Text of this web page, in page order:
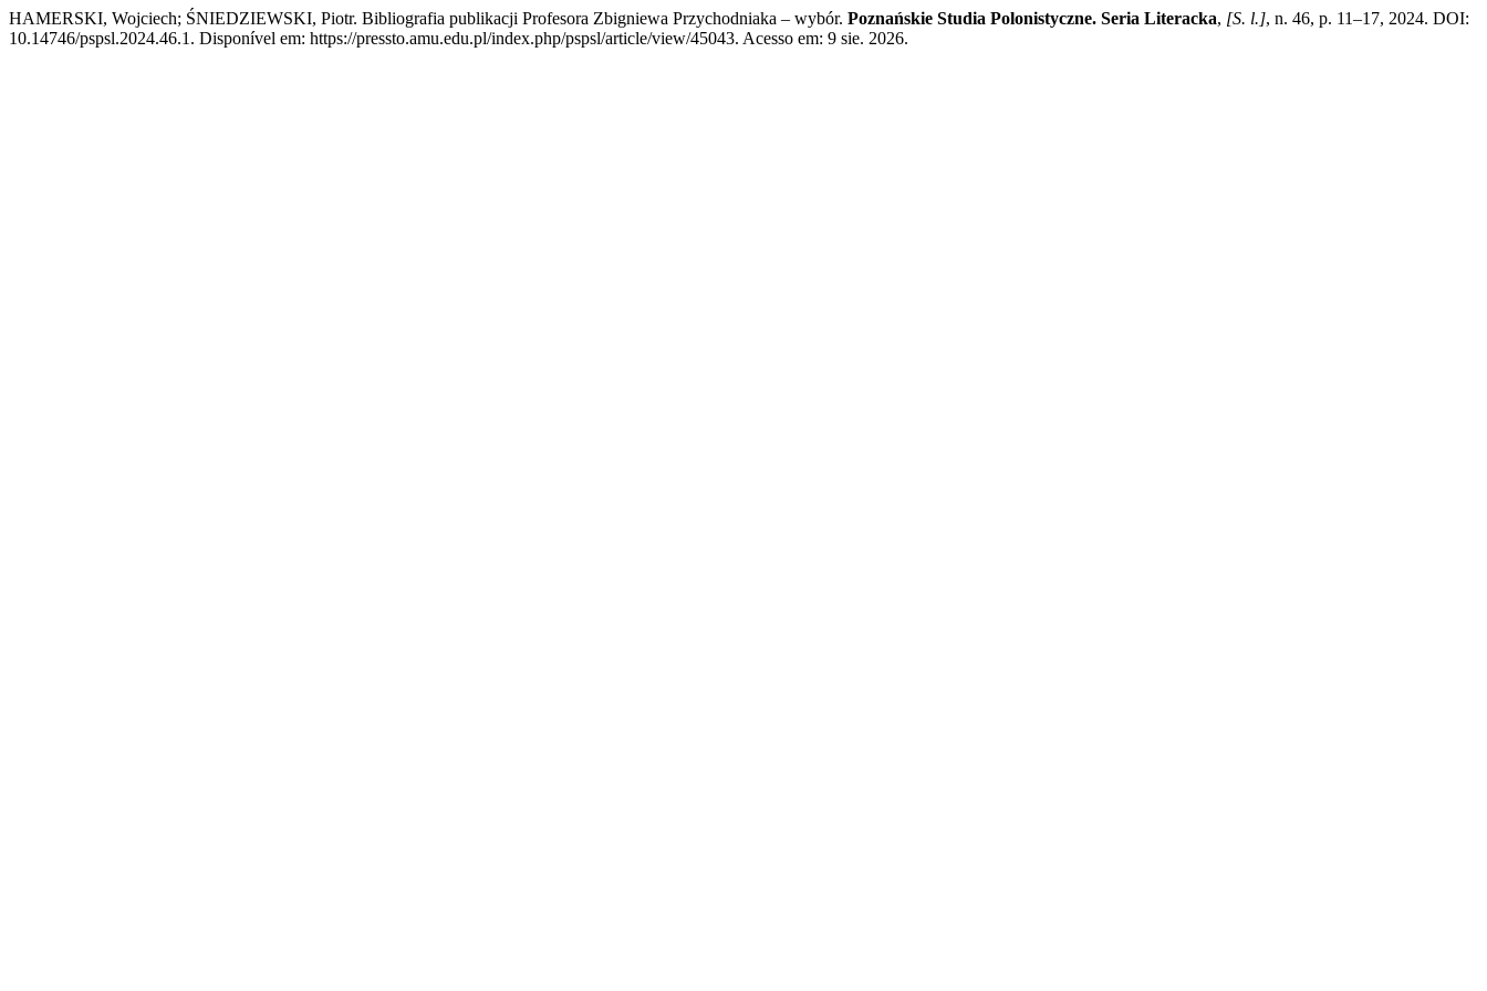
HAMERSKI, Wojciech; ŚNIEDZIEWSKI, Piotr. Bibliografia publikacji Profesora Zbigniewa Przychodniaka – wybór. Poznańskie Studia Polonistyczne. Seria Literacka, [S. l.], n. 46, p. 11–17, 2024. DOI:
10.14746/pspsl.2024.46.1. Disponível em: https://pressto.amu.edu.pl/index.php/pspsl/article/view/45043. Acesso em: 9 sie. 2026.